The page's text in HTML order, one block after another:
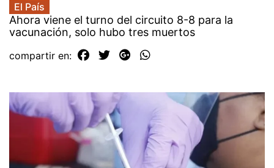
El País
Ahora viene el turno del circuito 8-8 para la
vacunación, solo hubo tres muertos
compartir en: